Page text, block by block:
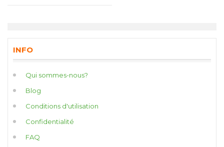
INFO
Qui sommes-nous?
Blog
Conditions d'utilisation
Confidentialité
FAQ